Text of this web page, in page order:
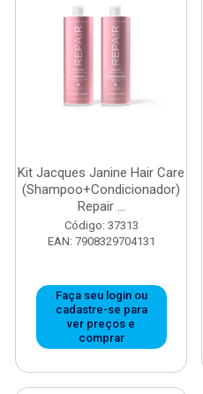
Kit Jacques Janine Hair Care
(Shampoo+Condicionador)
Repair ...
Código: 37313
EAN: 7908329704131
Faça seu login ou
cadastre-se para
ver preços e
comprar